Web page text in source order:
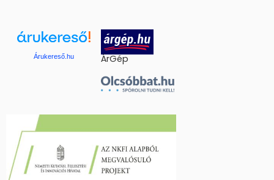
Árukereső.hu ÁrGép